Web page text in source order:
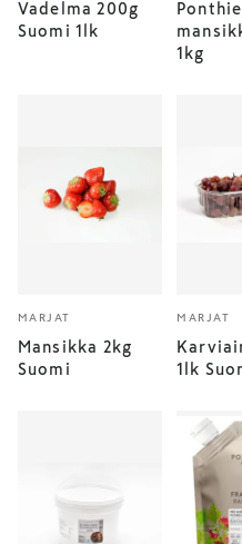
Vadelma 200g
Suomi 1lk
1kg
MARJAT
Mansikka 2kg
Suomi
MARJAT
1lk